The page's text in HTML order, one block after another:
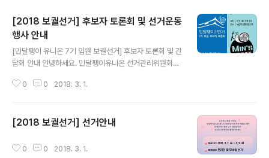
[2018 보궐선거] 후보자 토론회 및 선거운동
행사 안내
[민달팽이 유니온 7기 임원 보궐선거] 후보자 토론회 및 간
담회 안내 안녕하세요. 민달팽이유니온 선거관리위원회입
드렸지만, 회원들께서 소중한 한 표를 행사하시기 전에 두
드리겠습니다! [토론회] 7기 보궐선거 후보자 토론회 ㅇ 토
간ㅇ 일시 : 2018.3.4(일) 오후 4시ㅇ 장소 : 참여연대 지
0 0 2018. 3. 1.
[2018 보궐선거] 선거안내
0 0 2018. 3. 1.